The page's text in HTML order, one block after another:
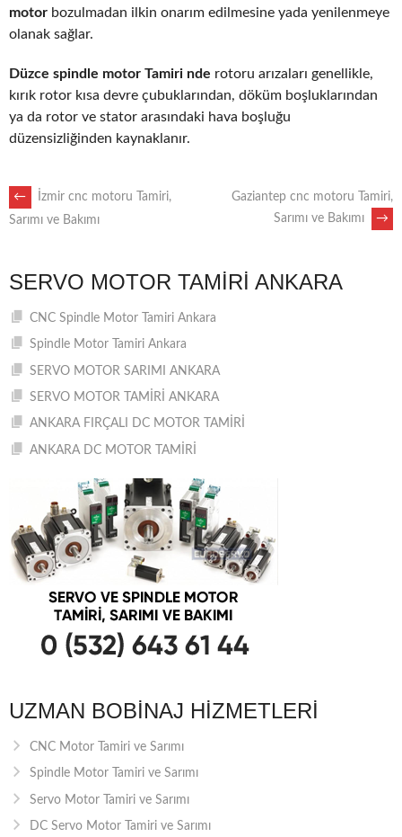
motor bozulmadan ilkin onarım edilmesine yada yenilenmeye
olanak sağlar.
Düzce spindle motor Tamiri nde rotoru arızaları genellikle,
kırık rotor kısa devre çubuklarından, döküm boşluklarından
ya da rotor ve stator arasındaki hava boşluğu
düzensizliğinden kaynaklanır.
POST
←
İzmir cnc motoru Tamiri,
Sarımı ve Bakımı
Gaziantep cnc motoru Tamiri,
Sarımı ve Bakımı
→
SERVO MOTOR TAMIRI ANKARA
CNC Spindle Motor Tamiri Ankara
Spindle Motor Tamiri Ankara
SERVO MOTOR SARIMI ANKARA
SERVO MOTOR TAMİRİ ANKARA
ANKARA FIRÇALI DC MOTOR TAMİRİ
ANKARA DC MOTOR TAMİRİ
UZMAN BOBINAJ HIZMETLERI
CNC Motor Tamiri ve Sarımı
Spindle Motor Tamiri ve Sarımı
Servo Motor Tamiri ve Sarımı
DC Servo Motor Tamiri ve Sarımı